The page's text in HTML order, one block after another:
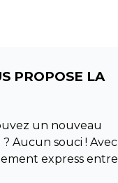
PROPOSE LA
un nouveau
Aucun souci ! Avec
express entre